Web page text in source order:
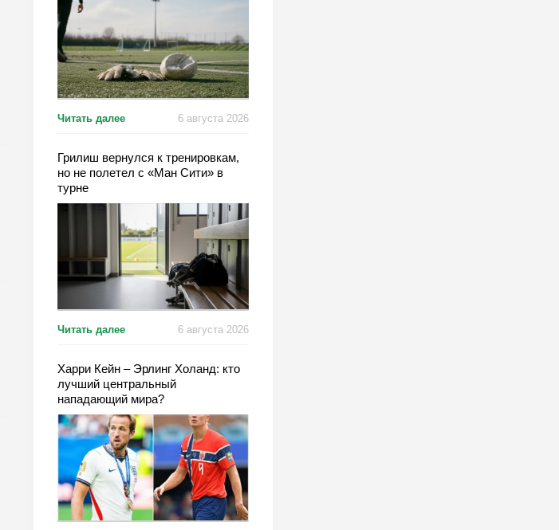
Читать далее 6 августа 2026
Грилиш вернулся к тренировкам,
но не полетел с «Ман Сити» в
турне
Читать далее 6 августа 2026
Харри Кейн – Эрлинг Холанд: кто
лучший центральный
нападающий мира?